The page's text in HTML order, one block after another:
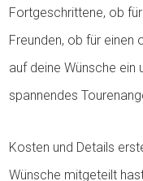
Fortgeschrittene, ob
Freunden, ob für einen
auf deine Wünsche ein
spannendes
Kosten und Details
Wünsche mitgeteilt